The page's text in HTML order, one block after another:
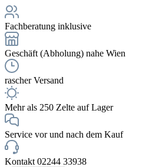
Fachberatung inklusive
Geschäft (Abholung) nahe Wien
rascher Versand
Mehr als 250 Zelte auf Lager
Service vor und nach dem Kauf
Kontakt 02244 33938